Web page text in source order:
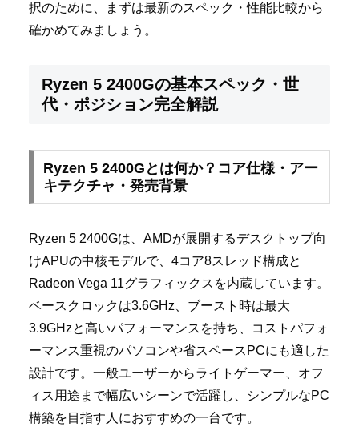
択のために、まずは最新のスペック・性能比較から
確かめてみましょう。
Ryzen 5 2400Gの基本スペック・世
代・ポジション完全解説
Ryzen 5 2400Gとは何か？コア仕様・アー
キテクチャ・発売背景
Ryzen 5 2400Gは、AMDが展開するデスクトップ向
けAPUの中核モデルで、4コア8スレッド構成と
Radeon Vega 11グラフィックスを内蔵しています。
ベースクロックは3.6GHz、ブースト時は最大
3.9GHzと高いパフォーマンスを持ち、コストパフォ
ーマンス重視のパソコンや省スペースPCにも適した
設計です。一般ユーザーからライトゲーマー、オフ
ィス用途まで幅広いシーンで活躍し、シンプルなPC
構築を目指す人におすすめの一台です。